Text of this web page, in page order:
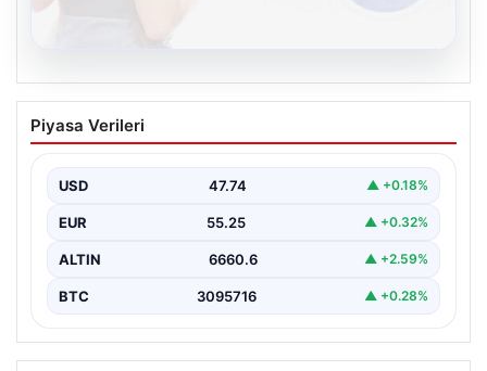
Kelebek.Org İle Dijital İletişimin Seviyeli
Adresi Ve Muhabbet Deneyimi
kurması ciddi bir değer taşımaktadır. Güncel olarak…
Piyasa Verileri
USD 47.74 ▲ +0.18%
EUR 55.25 ▲ +0.32%
ALTIN 6660.6 ▲ +2.59%
BTC 3095716 ▲ +0.28%